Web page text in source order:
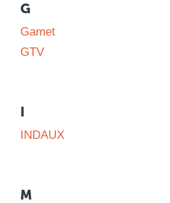
G
Gamet
GTV
I
INDAUX
M